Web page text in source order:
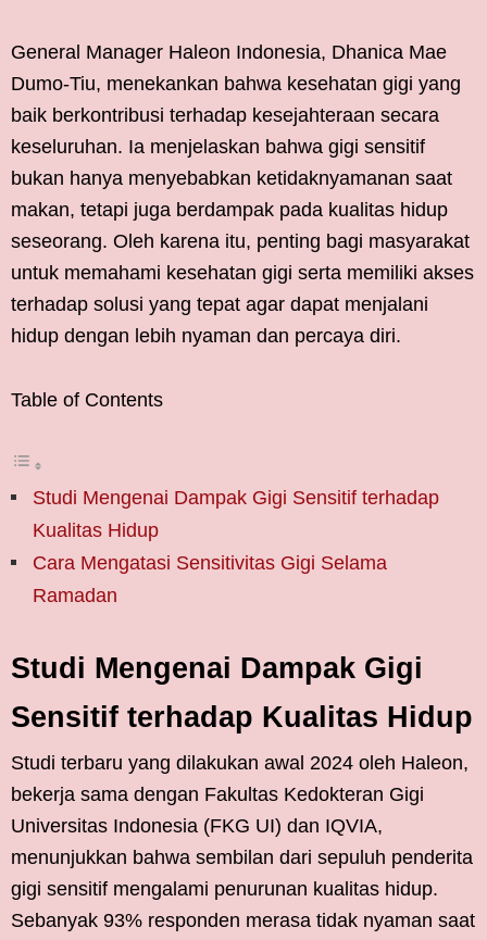
General Manager Haleon Indonesia, Dhanica Mae
Dumo-Tiu, menekankan bahwa kesehatan gigi yang
baik berkontribusi terhadap kesejahteraan secara
keseluruhan. Ia menjelaskan bahwa gigi sensitif
bukan hanya menyebabkan ketidaknyamanan saat
makan, tetapi juga berdampak pada kualitas hidup
seseorang. Oleh karena itu, penting bagi masyarakat
untuk memahami kesehatan gigi serta memiliki akses
terhadap solusi yang tepat agar dapat menjalani
hidup dengan lebih nyaman dan percaya diri.
Table of Contents
Studi Mengenai Dampak Gigi Sensitif terhadap
Kualitas Hidup
Cara Mengatasi Sensitivitas Gigi Selama
Ramadan
Studi Mengenai Dampak Gigi
Sensitif terhadap Kualitas Hidup
Studi terbaru yang dilakukan awal 2024 oleh Haleon,
bekerja sama dengan Fakultas Kedokteran Gigi
Universitas Indonesia (FKG UI) dan IQVIA,
menunjukkan bahwa sembilan dari sepuluh penderita
gigi sensitif mengalami penurunan kualitas hidup.
Sebanyak 93% responden merasa tidak nyaman saat